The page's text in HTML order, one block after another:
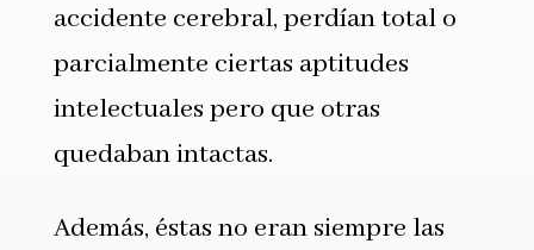
accidente cerebral, perdían total o
parcialmente ciertas aptitudes
intelectuales pero que otras
quedaban intactas.
Además, éstas no eran siempre las